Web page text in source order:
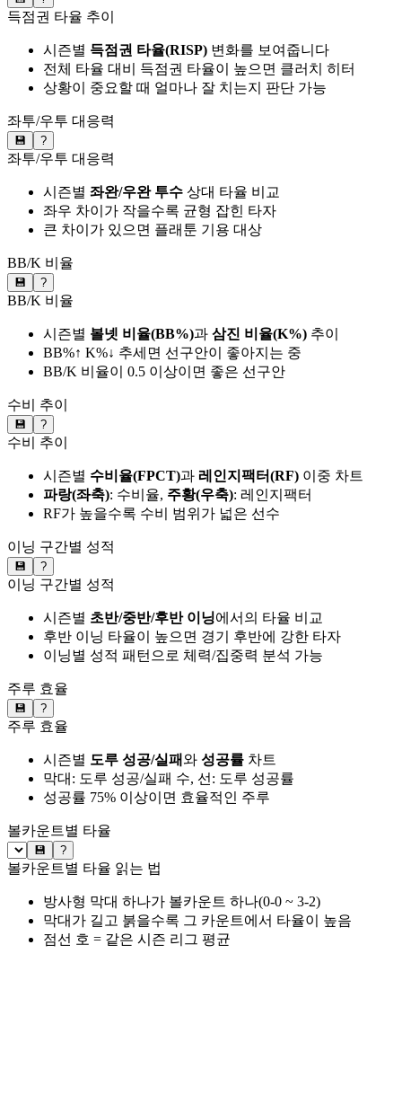
득점권 타율 추이
시즌별 득점권 타율(RISP) 변화를 보여줍니다
전체 타율 대비 득점권 타율이 높으면 클러치 히터
상황이 중요할 때 얼마나 잘 치는지 판단 가능
좌투/우투 대응력
💾 ?
좌투/우투 대응력
시즌별 좌완/우완 투수 상대 타율 비교
좌우 차이가 작을수록 균형 잡힌 타자
큰 차이가 있으면 플래툰 기용 대상
BB/K 비율
💾 ?
BB/K 비율
시즌별 볼넷 비율(BB%)과 삼진 비율(K%) 추이
BB%↑ K%↓ 추세면 선구안이 좋아지는 중
BB/K 비율이 0.5 이상이면 좋은 선구안
수비 추이
💾 ?
수비 추이
시즌별 수비율(FPCT)과 레인지팩터(RF) 이중 차트
파랑(좌축): 수비율, 주황(우축): 레인지팩터
RF가 높을수록 수비 범위가 넓은 선수
이닝 구간별 성적
💾 ?
이닝 구간별 성적
시즌별 초반/중반/후반 이닝에서의 타율 비교
후반 이닝 타율이 높으면 경기 후반에 강한 타자
이닝별 성적 패턴으로 체력/집중력 분석 가능
주루 효율
💾 ?
주루 효율
시즌별 도루 성공/실패와 성공률 차트
막대: 도루 성공/실패 수, 선: 도루 성공률
성공률 75% 이상이면 효율적인 주루
볼카운트별 타율
💾 ?
볼카운트별 타율 읽는 법
방사형 막대 하나가 볼카운트 하나(0-0 ~ 3-2)
막대가 길고 붉을수록 그 카운트에서 타율이 높음
점선 호 = 같은 시즌 리그 평균